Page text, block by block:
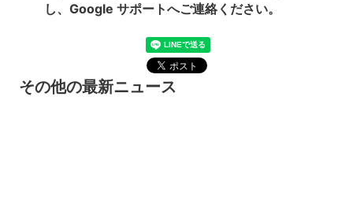
し、Google サポートへご連絡ください。
その他の最新ニュース